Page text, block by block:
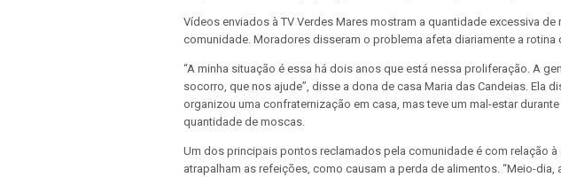
Vídeos enviados à TV Verdes Mares mostram a quantidade excessiva de
comunidade. Moradores disseram o problema afeta diariamente a rotina
“A minha situação é essa há dois anos que está nessa proliferação. A
socorro, que nos ajude”, disse a dona de casa Maria das Candeias. Ela
organizou uma confraternização em casa, mas teve um mal-estar
quantidade de moscas.
Um dos principais pontos reclamados pela comunidade é com relação à
atrapalham as refeições, como causam a perda de alimentos. “Meio-